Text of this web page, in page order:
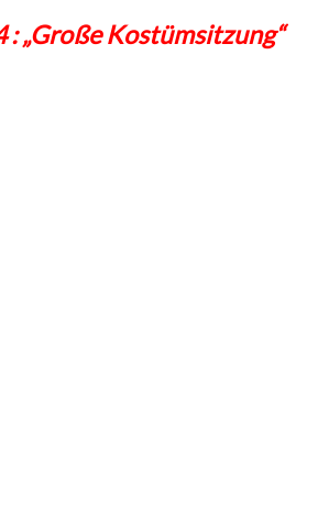
: „Große Kostümsitzung“